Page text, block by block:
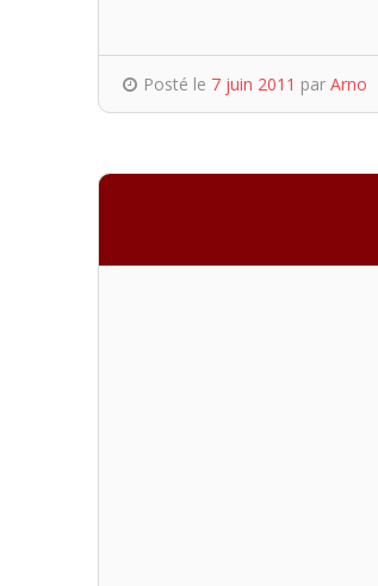
Posté le 7 juin 2011 par Arno